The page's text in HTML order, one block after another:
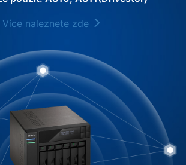
Více naleznete zde